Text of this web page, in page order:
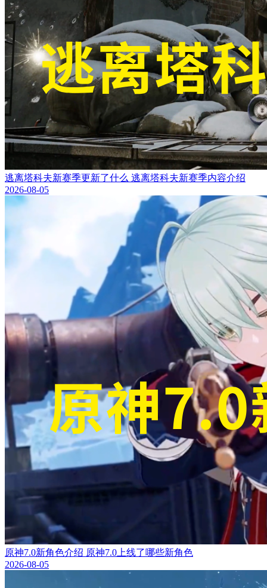
逃离塔科夫新赛季更新了什么 逃离塔科夫新赛季内容介绍
2026-08-05
原神7.0新角色介绍 原神7.0上线了哪些新角色
2026-08-05